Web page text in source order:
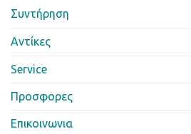
Συντήρηση
Αντίκες
Service
Προσφορες
Επικοινωνια